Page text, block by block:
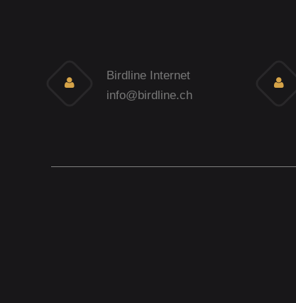
Birdline Internet
info@birdline.ch